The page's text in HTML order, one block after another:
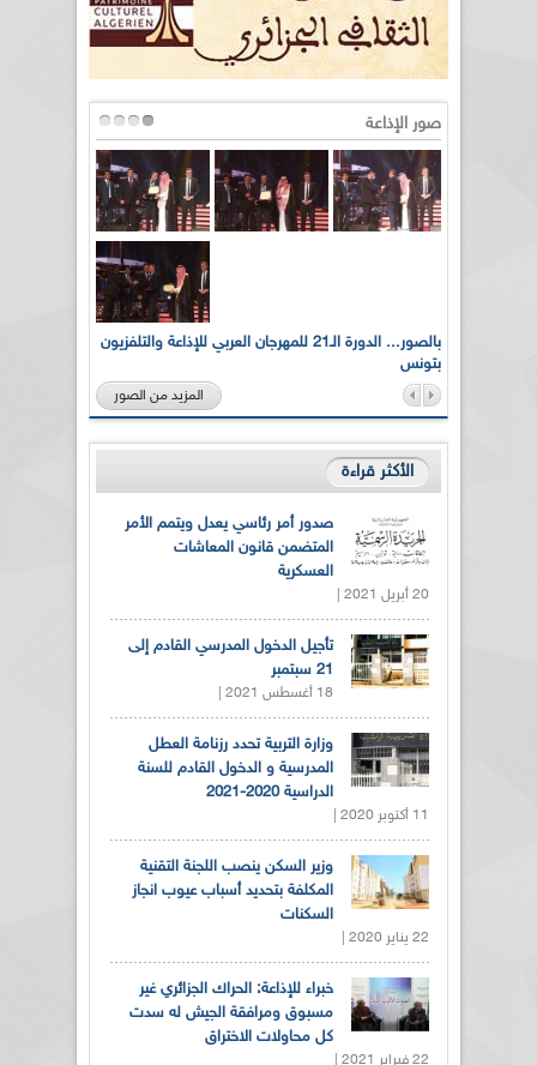
صور الإذاعة
بالصور... الدورة الـ21 للمهرجان العربي للإذاعة والتلفزيون
بتونس
المزيد من الصور
الأكثر قراءة
صدور أمر رئاسي يعدل ويتمم الأمر
المتضمن قانون المعاشات
العسكرية
20 أبريل 2021 |
تأجيل الدخول المدرسي القادم إلى
21 سبتمبر
18 أغسطس 2021 |
وزارة التربية تحدد رزنامة العطل
المدرسية و الدخول القادم للسنة
الدراسية 2020-2021
11 أكتوبر 2020 |
وزير السكن ينصب اللجنة التقنية
المكلفة بتحديد أسباب عيوب انجاز
السكنات
22 يناير 2020 |
خبراء للإذاعة: الحراك الجزائري غير
مسبوق ومرافقة الجيش له سدت
كل محاولات الاختراق
22 فبراير 2021 |